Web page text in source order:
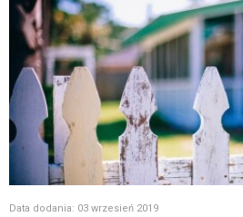
Data dodania: 03 wrzesień 2019